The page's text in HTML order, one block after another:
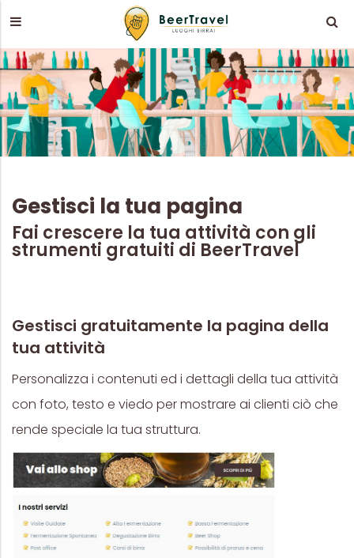
Gestisci la tua pagina
Fai crescere la tua attività con gli
strumenti gratuiti di BeerTravel
Gestisci gratuitamente la pagina della
tua attività
Personalizza i contenuti ed i dettagli della tua attività
con foto, testo e viedo per mostrare ai clienti ciò che
rende speciale la tua struttura.